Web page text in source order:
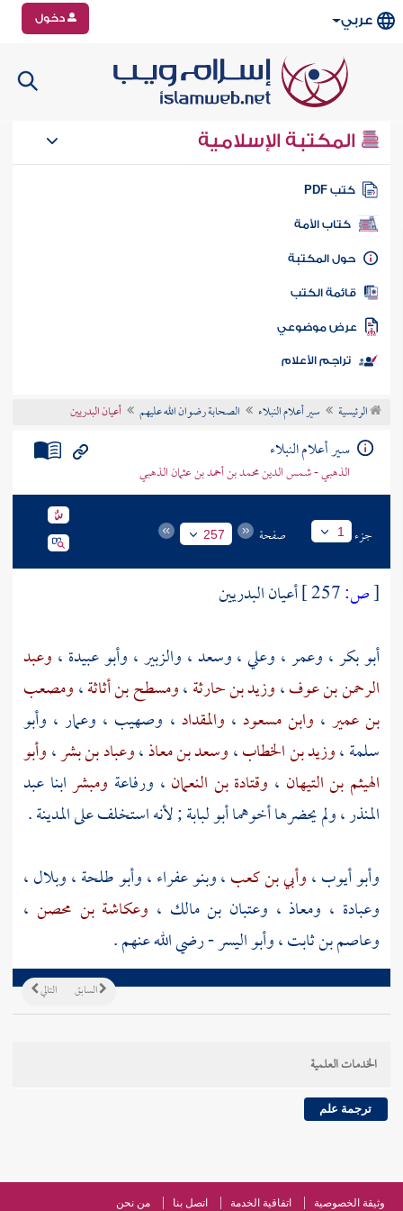
عربي دخول
المكتبة الإسلامية
كتب PDF
كتاب الأمة
المكتبة
الكتب
موضوعي
تراجم الأعلام
الرئيسية سير أعلام النبلاء الصحابة رضوان الله عليهم أعيان البدريين
سير أعلام النبلاء
الذهبي - شمس الدين محمد بن أحمد بن عثمان الذهبي
جزء 1 صفحة 257
[ص:
أعيان البدريين
أبو بكر، وعمر، وعلي،وسعد، والزبير، وأبو عبيدة ، وعبد
الرحمن بن عوف،وزيد بن حارثة،ومسطح بن أثاثة،ومصعب
بن عمير ، وابن مسعود ، والمقداد ، وصهيب ، وعمار ، وأبو
سلمة،وزيد بن الخطاب،وسعد بن معاذ،وعباد بن بشر،وأبو
الهيثم بن التيهان ، وقتادة بن النعمان ، ورفاعة ومبشرابنا عبد
المنذر، ولم يحضرها أخوهماأبو لبابة; لأنه استخلف علىالمدينة.
وأبو أيوب،وأبي بن كعب،وبنو عفراء،وأبو طلحة،وبلال،
وعبادة ، ومعاذ ، وعتبان بن مالك ، وعكاشة بن محصن ،
وعاصم بن ثابت،وأبو اليسر- رضي الله عنهم .
التالي السابق
الخدمات العلمية
ترجمة علم
وثيقة الخصوصية اتفاقية الخدمة اتصل بنا من نحن